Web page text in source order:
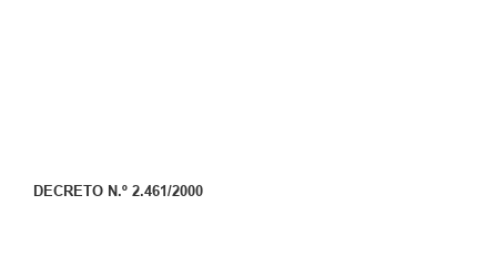
DECRETO N.º 2.461/2000